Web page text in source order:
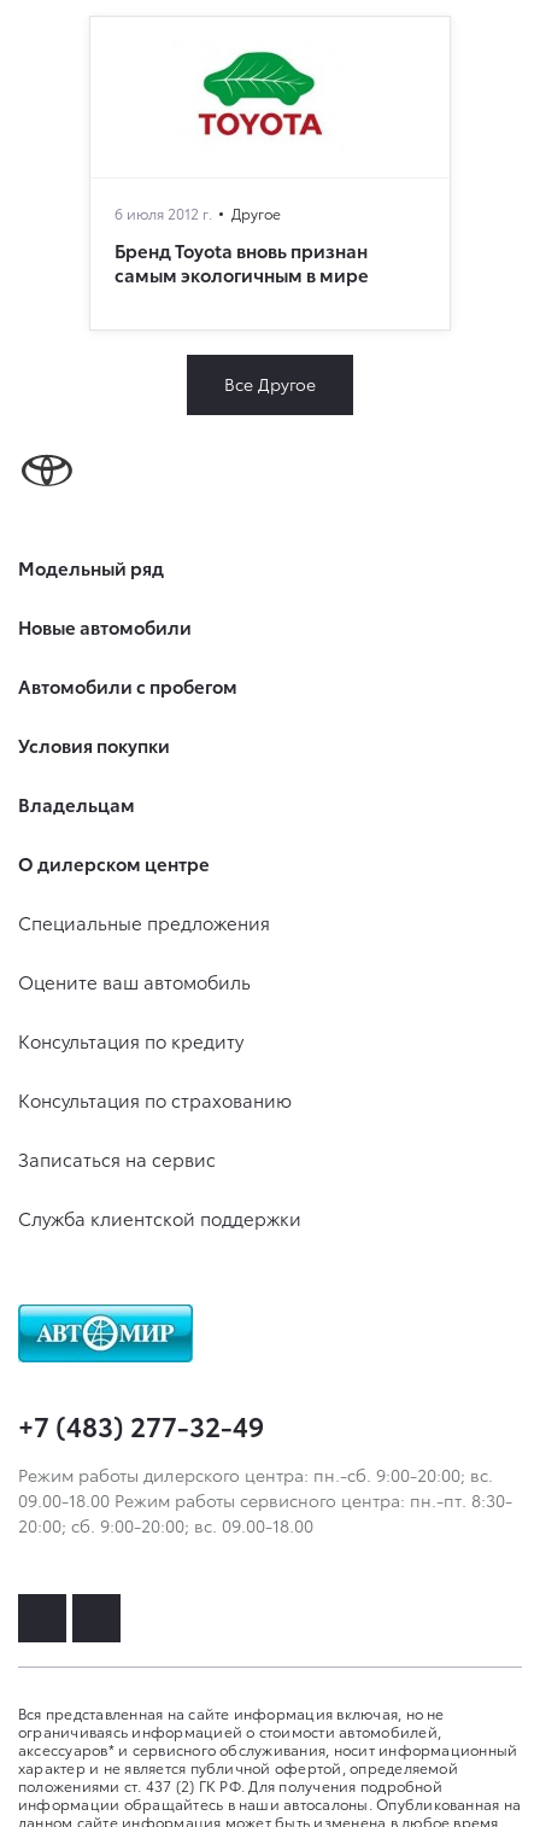
6 июля 2012 г. Другое
Бренд Toyota вновь признан
самым экологичным в мире
Все Другое
Модельный ряд
Новые автомобили
Автомобили с пробегом
Условия покупки
Владельцам
О дилерском центре
Специальные предложения
Оцените ваш автомобиль
Консультация по кредиту
Консультация по страхованию
Записаться на сервис
Служба клиентской поддержки
+7 (483) 277-32-49
Режим работы дилерского центра: пн.-сб. 9:00-20:00; вс.
09.00-18.00 Режим работы сервисного центра: пн.-пт. 8:30-
20:00; сб. 9:00-20:00; вс. 09.00-18.00
Вся представленная на сайте информация включая, но не
ограничиваясь информацией о стоимости автомобилей,
аксессуаров* и сервисного обслуживания, носит информационный
характер и не является публичной офертой, определяемой
положениями ст. 437 (2) ГК РФ. Для получения подробной
информации обращайтесь в наши автосалоны. Опубликованная на
данном сайте информация может быть изменена в любое время